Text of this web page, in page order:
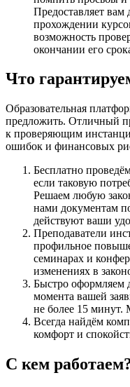
Предоставляет
прохождении
возможность
окончании его
Что
Образовательная
предложить. Отличный
к проверяющим
ошибок и финансовых
Бесплатно
если таковую
Решаем любую
нами документам
действуют ваши
Преподаватели
профильное
семинарах и
изменениях в
Быстро оформляем
момента вашей
не более 15 минут.
Всегда найдём
комфорт и
С кем